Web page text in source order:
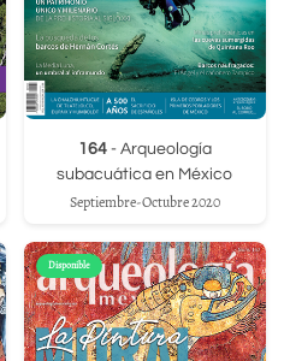
164- Arqueología
subacuática en México
Septiembre-Octubre 2020
Disponible